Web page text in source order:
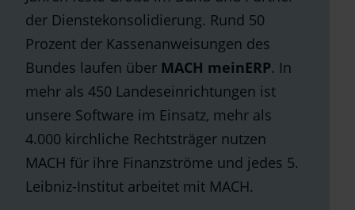
der Dienstekonsolidierung. Rund 50
Prozent der Kassenanweisungen des
Bundes laufen über MACH meinERP. In
mehr als 450 Landeseinrichtungen ist
unsere Software im Einsatz, mehr als
4.000 kirchliche Rechtsträger nutzen
MACH für ihre Finanzströme und jedes 5.
Leibniz-Institut arbeitet mit MACH.